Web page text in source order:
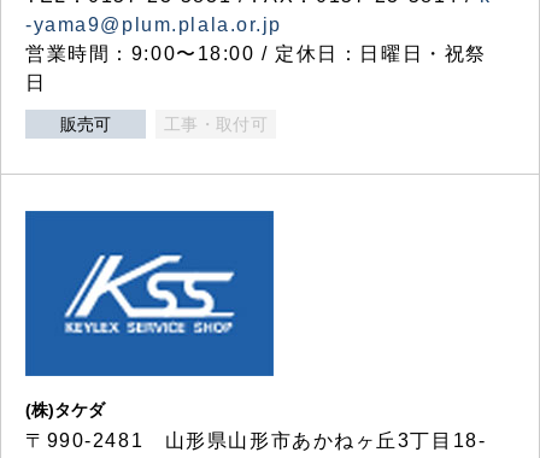
-yama9@plum.plala.or.jp
営業時間：9:00〜18:00 / 定休日：日曜日・祝祭
日
販売可 工事・取付可
(株)タケダ
〒990-2481 山形県山形市あかねヶ丘3丁目18-